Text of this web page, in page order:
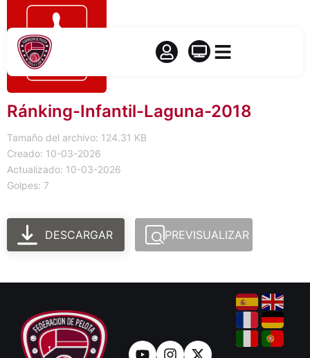
Ránking-Infantil-Laguna-2018
Tamaño del archivo: 124.31 KB
Creado: 10-03-2026
Actualizado: 10-03-2026
Golpes: 7
DESCARGAR PREVISUALIZAR